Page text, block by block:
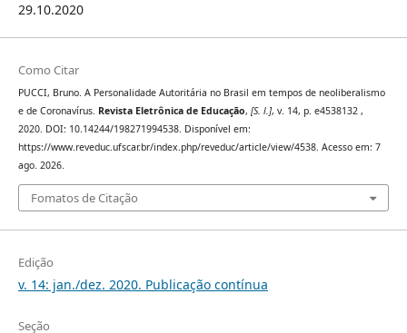
29.10.2020
Como Citar
PUCCI, Bruno. A Personalidade Autoritária no Brasil em tempos de neoliberalismo
e de Coronavírus. Revista Eletrônica de Educação, [S. l.], v. 14, p. e4538132 ,
2020. DOI: 10.14244/198271994538. Disponível em:
https://www.reveduc.ufscar.br/index.php/reveduc/article/view/4538. Acesso em: 7
ago. 2026.
Fomatos de Citação
Edição
v. 14: jan./dez. 2020. Publicação contínua
Seção